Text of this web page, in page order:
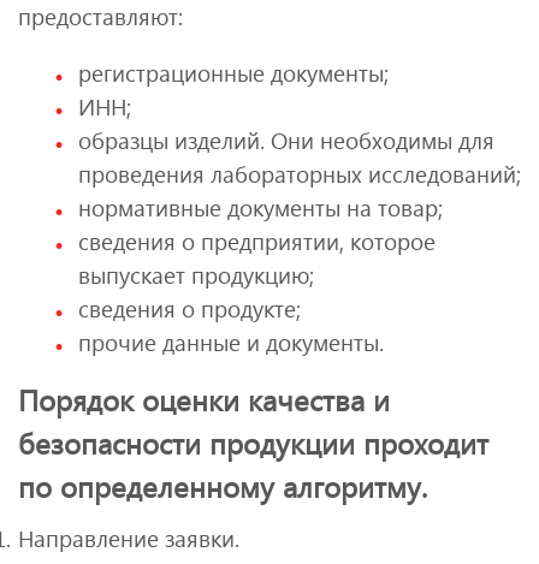
предоставляют:
регистрационные документы;
ИНН;
образцы изделий. Они необходимы для
проведения лабораторных исследований;
нормативные документы на товар;
сведения о предприятии, которое
выпускает продукцию;
сведения о продукте;
прочие данные и документы.
Порядок оценки качества и
безопасности продукции проходит
по определенному алгоритму.
Направление заявки.